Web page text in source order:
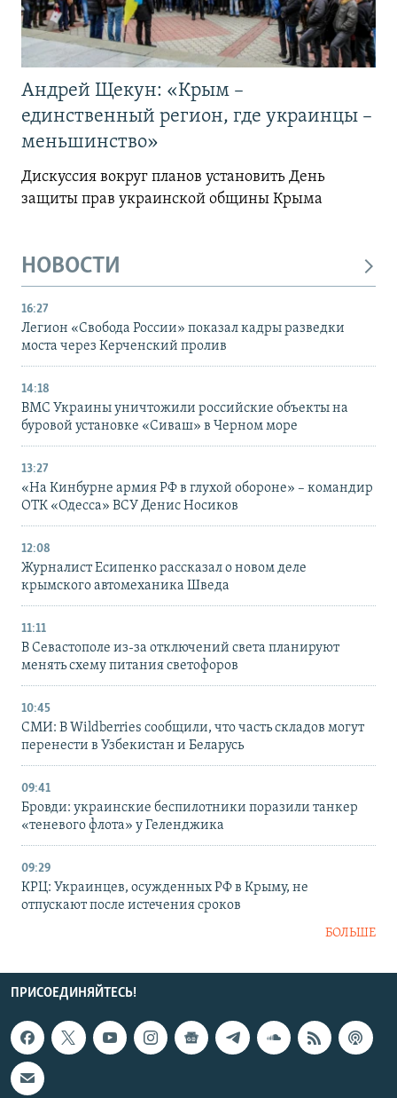
Андрей Щекун: «Крым –
единственный регион, где украинцы –
меньшинство»
Дискуссия вокруг планов установить День
защиты прав украинской общины Крыма
НОВОСТИ
16:27
Легион «Свобода России» показал кадры разведки
моста через Керченский пролив
14:18
ВМС Украины уничтожили российские объекты на
буровой установке «Сиваш» в Черном море
13:27
«На Кинбурне армия РФ в глухой обороне» – командир
ОТК «Одесса» ВСУ Денис Носиков
12:08
Журналист Есипенко рассказал о новом деле
крымского автомеханика Шведа
11:11
В Севастополе из-за отключений света планируют
менять схему питания светофоров
10:45
СМИ: В Wildberries сообщили, что часть складов могут
перенести в Узбекистан и Беларусь
09:41
Бровди: украинские беспилотники поразили танкер
«теневого флота» у Геленджика
09:29
КРЦ: Украинцев, осужденных РФ в Крыму, не
отпускают после истечения сроков
БОЛЬШЕ
ПРИСОЕДИНЯЙТЕСЬ!